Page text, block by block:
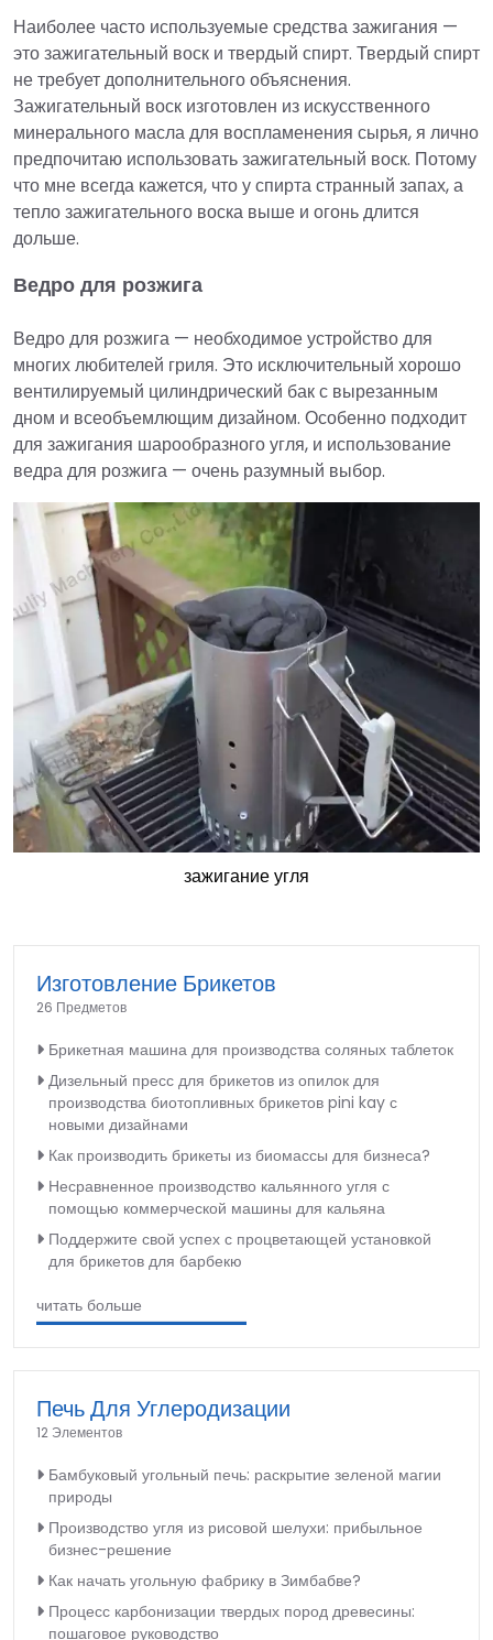
Наиболее часто используемые средства зажигания —
это зажигательный воск и твердый спирт. Твердый спирт
не требует дополнительного объяснения.
Зажигательный воск изготовлен из искусственного
минерального масла для воспламенения сырья, я лично
предпочитаю использовать зажигательный воск. Потому
что мне всегда кажется, что у спирта странный запах, а
тепло зажигательного воска выше и огонь длится
дольше.
Ведро для розжига
Ведро для розжига — необходимое устройство для
многих любителей гриля. Это исключительный хорошо
вентилируемый цилиндрический бак с вырезанным
дном и всеобъемлющим дизайном. Особенно подходит
для зажигания шарообразного угля, и использование
ведра для розжига — очень разумный выбор.
зажигание угля
Изготовление Брикетов
26 Предметов
Брикетная машина для производства соляных таблеток
Дизельный пресс для брикетов из опилок для
производства биотопливных брикетов pini kay с
новыми дизайнами
Как производить брикеты из биомассы для бизнеса?
Несравненное производство кальянного угля с
помощью коммерческой машины для кальяна
Поддержите свой успех с процветающей установкой
для брикетов для барбекю
читать больше
Печь Для Углеродизации
12 Элементов
Бамбуковый угольный печь: раскрытие зеленой магии
природы
Производство угля из рисовой шелухи: прибыльное
бизнес-решение
Как начать угольную фабрику в Зимбабве?
Процесс карбонизации твердых пород древесины:
пошаговое руководство